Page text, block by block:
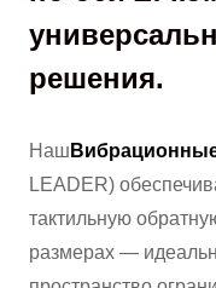
решения.
Наш
LEADER)
тактильную
размерах —